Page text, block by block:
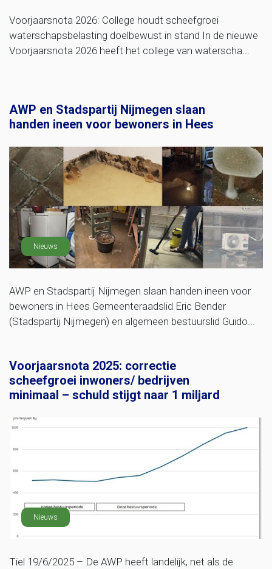
Voorjaarsnota 2026: College houdt scheefgroei
waterschapsbelasting doelbewust in stand In de nieuwe
Voorjaarsnota 2026 heeft het college van waterscha...
AWP en Stadspartij Nijmegen slaan
handen ineen voor bewoners in Hees
Nieuws
AWP en Stadspartij Nijmegen slaan handen ineen voor
bewoners in Hees Gemeenteraadslid Eric Bender
(Stadspartij Nijmegen) en algemeen bestuurslid Guido...
Voorjaarsnota 2025: correctie
scheefgroei inwoners/ bedrijven
minimaal – schuld stijgt naar 1 miljard
Nieuws
Tiel 19/6/2025 – De AWP heeft landelijk, net als de